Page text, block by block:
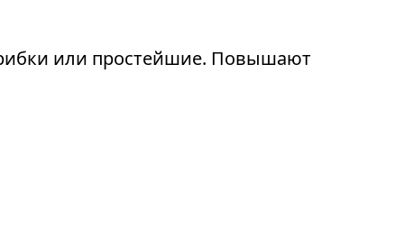
или простейшие. Повышают